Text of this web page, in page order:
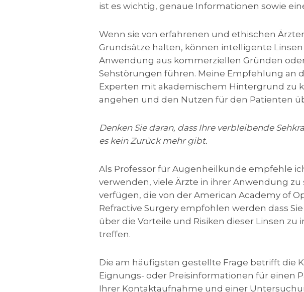
ist es wichtig, genaue Informationen sowie
Wenn sie von erfahrenen und ethischen
Grundsätze halten, können intelligente
Anwendung aus kommerziellen Gründen
Sehstörungen führen. Meine Empfehlung an
Experten mit akademischem Hintergrund zu
angehen und den Nutzen für den Patienten
Denken Sie daran, dass Ihre verbleibende
es kein Zurück mehr gibt.
Als Professor für Augenheilkunde empfehle
verwenden, viele Ärzte in ihrer Anwendung
verfügen, die von der American Academy of
Refractive Surgery empfohlen werden dass
über die Vorteile und Risiken dieser Linsen
treffen.
Die am häufigsten gestellte Frage betrifft die
Eignungs- oder Preisinformationen für einen
Ihrer Kontaktaufnahme und einer